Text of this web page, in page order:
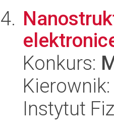
Konkurs:
Instytut